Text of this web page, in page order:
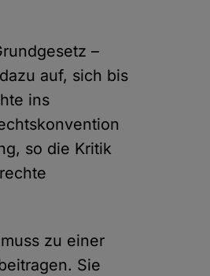
–
auf, sich bis
ins
so die Kritik
zu einer
Sie